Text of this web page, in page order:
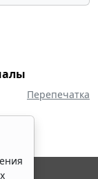
Перепечатка